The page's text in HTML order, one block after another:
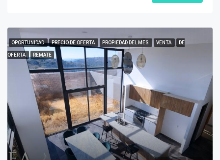
OPORTUNIDAD PRECIO DE OFERTA PROPIEDAD DEL MES VENTA DE
OFERTA REMATE